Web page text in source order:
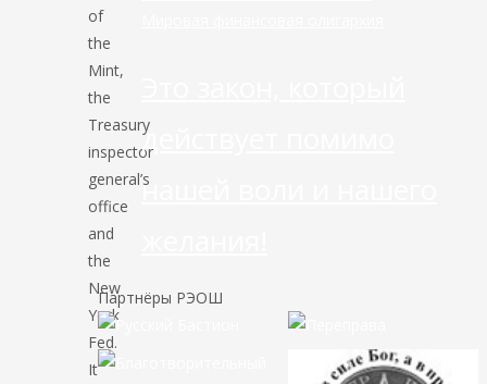
of
the
Mint,
the
Treasury
inspector
general’s
office
and
the
New
York
Fed.
It
действует помимо
нашей воли и нашего
Партнёры РЭОШ